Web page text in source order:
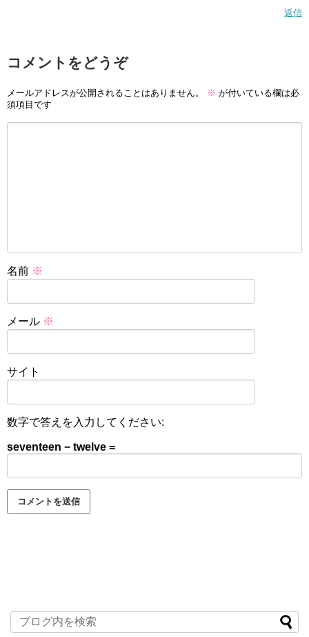
返信
コメントをどうぞ
メールアドレスが公開されることはありません。 ※ が付いている欄は必
須項目です
名前 ※
メール ※
サイト
数字で答えを入力してください:
seventeen − twelve =